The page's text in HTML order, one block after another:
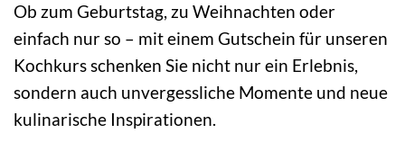
Ob zum Geburtstag, zu Weihnachten oder
einfach nur so – mit einem Gutschein für unseren
Kochkurs schenken Sie nicht nur ein Erlebnis,
sondern auch unvergessliche Momente und neue
kulinarische Inspirationen.